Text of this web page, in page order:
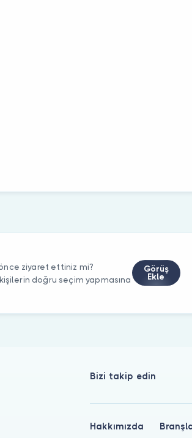
önce ziyaret ettiniz mi?
doğru seçim yapmasına
Görüş
Ekle
Bizi takip edin
Hakkımızda